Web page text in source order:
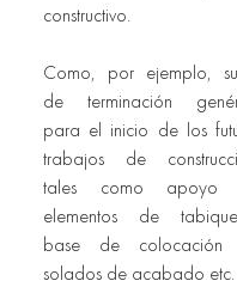
constructivo.
Como, por ejemplo,
de terminación
para el inicio de los
trabajos de
tales como apoyo
elementos de
base de colocación
solados de acabado etc.